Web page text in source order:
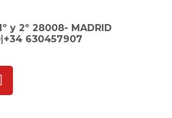
y 2º 28008- MADRID
+34 630457907